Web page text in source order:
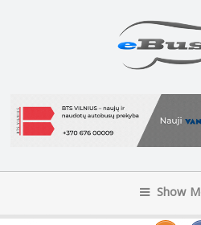
Show